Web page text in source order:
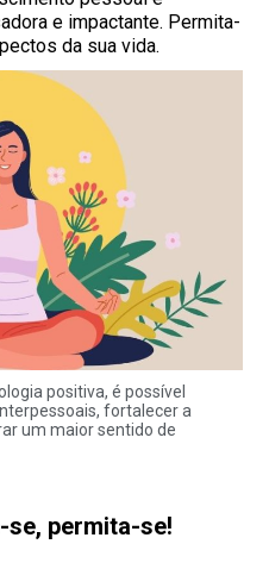
e impactante. Permita-
da sua vida.
positiva, é possível
fortalecer a
um maior sentido de
permita-se!